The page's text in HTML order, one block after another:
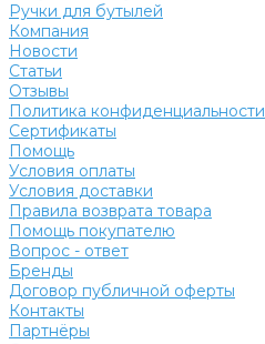
Ручки для бутылей
Компания
Новости
Статьи
Отзывы
Политика конфиденциальности
Сертификаты
Помощь
Условия оплаты
Условия доставки
Правила возврата товара
Помощь покупателю
Вопрос - ответ
Бренды
Договор публичной оферты
Контакты
Партнёры